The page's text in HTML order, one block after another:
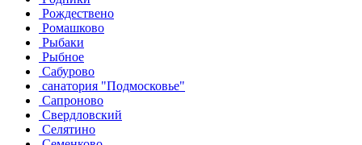
Рождествено
Ромашково
Рыбаки
Рыбное
Сабурово
санатория "Подмосковье"
Сапроново
Свердловский
Селятино